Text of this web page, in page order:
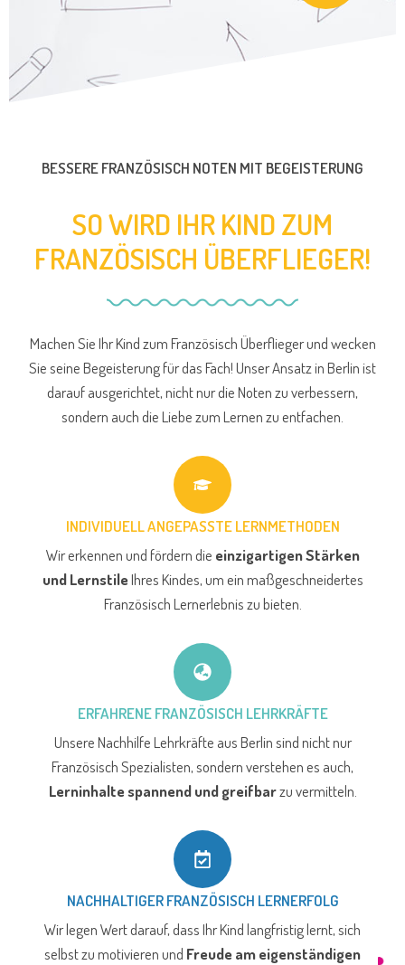
BESSERE FRANZÖSISCH NOTEN MIT BEGEISTERUNG
SO WIRD IHR KIND ZUM
FRANZÖSISCH ÜBERFLIEGER!
Machen Sie Ihr Kind zum Französisch Überflieger und wecken
Sie seine Begeisterung für das Fach! Unser Ansatz in Berlin ist
darauf ausgerichtet, nicht nur die Noten zu verbessern,
sondern auch die Liebe zum Lernen zu entfachen.
INDIVIDUELL ANGEPASSTE LERNMETHODEN
Wir erkennen und fördern die einzigartigen Stärken
und LernstileIhres Kindes, um ein maßgeschneidertes
Französisch Lernerlebnis zu bieten.
ERFAHRENE FRANZÖSISCH LEHRKRÄFTE
Unsere Nachhilfe Lehrkräfte aus Berlin sind nicht nur
Französisch Spezialisten, sondern verstehen es auch,
Lerninhalte spannend und greifbarzu vermitteln.
NACHHALTIGER FRANZÖSISCH LERNERFOLG
Wir legen Wert darauf, dass Ihr Kind langfristig lernt, sich
selbst zu motivieren und Freude am eigenständigen